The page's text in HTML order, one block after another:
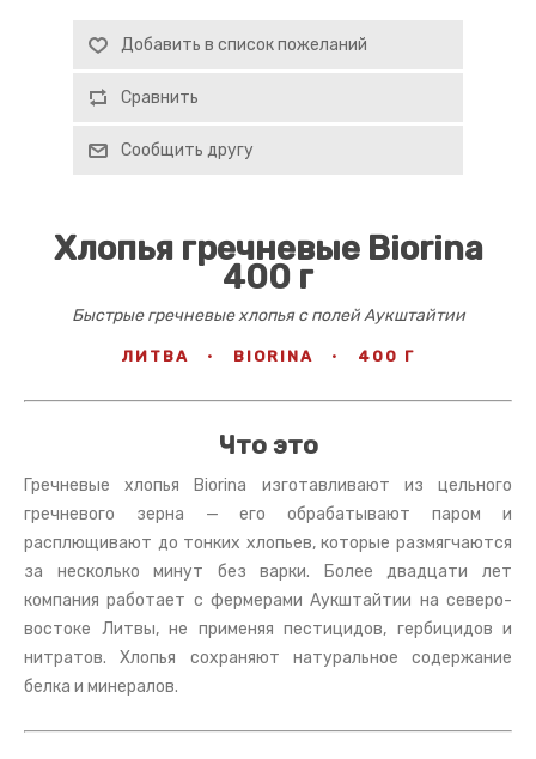
Добавить в список пожеланий
Сравнить
Сообщить другу
Хлопья гречневые Biorina
400 г
Быстрые гречневые хлопья с полей Аукштайтии
ЛИТВА · BIORINA · 400 Г
Что это
Гречневые хлопья Biorina изготавливают из цельного
гречневого зерна — его обрабатывают паром и
расплющивают до тонких хлопьев, которые размягчаются
за несколько минут без варки. Более двадцати лет
компания работает с фермерами Аукштайтии на северо-
востоке Литвы, не применяя пестицидов, гербицидов и
нитратов. Хлопья сохраняют натуральное содержание
белка и минералов.